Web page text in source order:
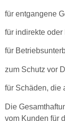
für entgangene
für indirekte
für
zum Schutz vor
für Schäden, die
Die
vom Kunden für